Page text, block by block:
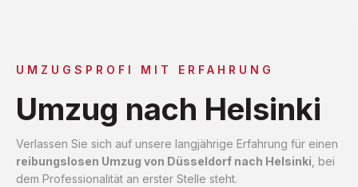
UMZUGSPROFI MIT ERFAHRUNG
Umzug nach Helsinki
Verlassen Sie sich auf unsere langjährige Erfahrung für einen
reibungslosen Umzug von Düsseldorf nach Helsinki , bei
dem Professionalität an erster Stelle steht.